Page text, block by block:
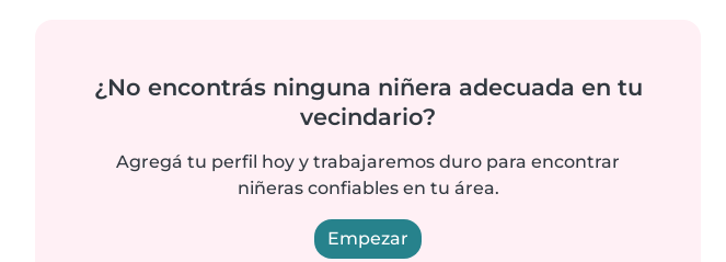
¿No encontrás ninguna niñera adecuada en tu
vecindario?
Agregá tu perfil hoy y trabajaremos duro para encontrar
niñeras confiables en tu área.
Empezar